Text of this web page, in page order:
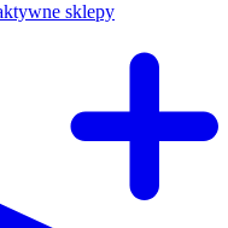
sklepy